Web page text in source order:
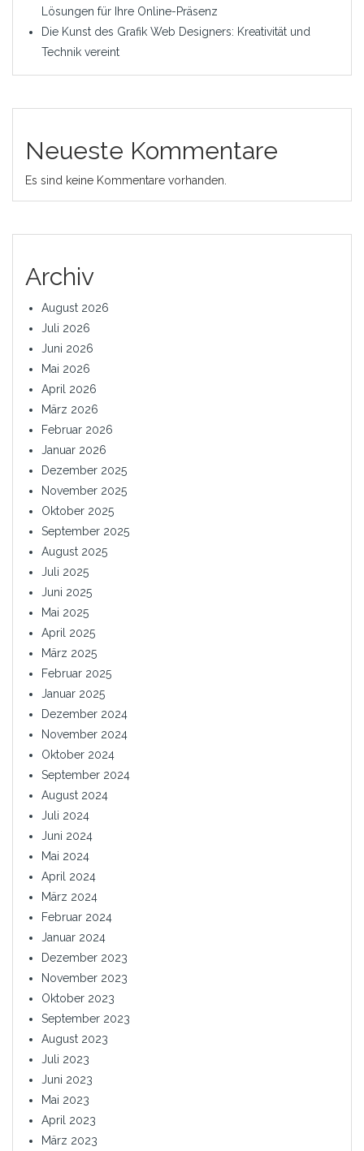
Lösungen für Ihre Online-Präsenz
Die Kunst des Grafik Web Designers: Kreativität und
Technik vereint
Neueste Kommentare
Es sind keine Kommentare vorhanden.
Archiv
August 2026
Juli 2026
Juni 2026
Mai 2026
April 2026
März 2026
Februar 2026
Januar 2026
Dezember 2025
November 2025
Oktober 2025
September 2025
August 2025
Juli 2025
Juni 2025
Mai 2025
April 2025
März 2025
Februar 2025
Januar 2025
Dezember 2024
November 2024
Oktober 2024
September 2024
August 2024
Juli 2024
Juni 2024
Mai 2024
April 2024
März 2024
Februar 2024
Januar 2024
Dezember 2023
November 2023
Oktober 2023
September 2023
August 2023
Juli 2023
Juni 2023
Mai 2023
April 2023
März 2023